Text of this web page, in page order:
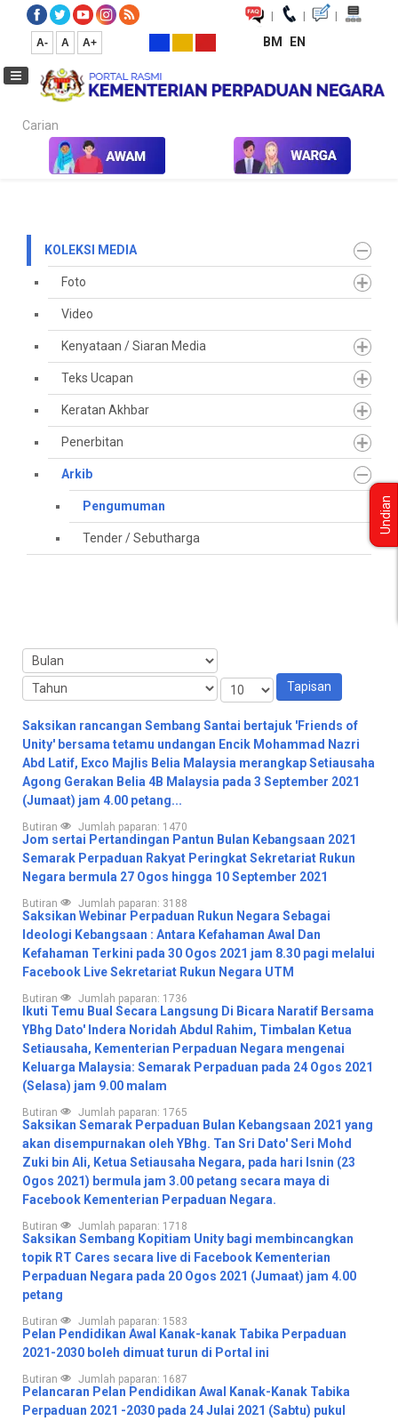
| | |
A- A A+ BM EN
Carian...
Laman Utama Media Koleksi Media Arkib Pengumuman
KOLEKSI MEDIA
Foto
Video
Kenyataan / Siaran Media
Teks Ucapan
Keratan Akhbar
Penerbitan
Arkib
Pengumuman
Tender / Sebutharga
Tapisan
Saksikan rancangan Sembang Santai bertajuk 'Friends of
Unity' bersama tetamu undangan Encik Mohammad Nazri
Abd Latif, Exco Majlis Belia Malaysia merangkap Setiausaha
Agong Gerakan Belia 4B Malaysia pada 3 September 2021
(Jumaat) jam 4.00 petang...
Butiran Jumlah paparan: 1470
Jom sertai Pertandingan Pantun Bulan Kebangsaan 2021
Semarak Perpaduan Rakyat Peringkat Sekretariat Rukun
Negara bermula 27 Ogos hingga 10 September 2021
Butiran Jumlah paparan: 3188
Saksikan Webinar Perpaduan Rukun Negara Sebagai
Ideologi Kebangsaan : Antara Kefahaman Awal Dan
Kefahaman Terkini pada 30 Ogos 2021 jam 8.30 pagi melalui
Facebook Live Sekretariat Rukun Negara UTM
Butiran Jumlah paparan: 1736
Ikuti Temu Bual Secara Langsung Di Bicara Naratif Bersama
YBhg Dato' Indera Noridah Abdul Rahim, Timbalan Ketua
Setiausaha, Kementerian Perpaduan Negara mengenai
Keluarga Malaysia: Semarak Perpaduan pada 24 Ogos 2021
(Selasa) jam 9.00 malam
Butiran Jumlah paparan: 1765
Saksikan Semarak Perpaduan Bulan Kebangsaan 2021 yang
akan disempurnakan oleh YBhg. Tan Sri Dato' Seri Mohd
Zuki bin Ali, Ketua Setiausaha Negara, pada hari Isnin (23
Ogos 2021) bermula jam 3.00 petang secara maya di
Facebook Kementerian Perpaduan Negara.
Butiran Jumlah paparan: 1718
Saksikan Sembang Kopitiam Unity bagi membincangkan
topik RT Cares secara live di Facebook Kementerian
Perpaduan Negara pada 20 Ogos 2021 (Jumaat) jam 4.00
petang
Butiran Jumlah paparan: 1583
Pelan Pendidikan Awal Kanak-kanak Tabika Perpaduan
2021-2030 boleh dimuat turun di Portal ini
Butiran Jumlah paparan: 1687
Pelancaran Pelan Pendidikan Awal Kanak-Kanak Tabika
Perpaduan 2021 -2030 pada 24 Julai 2021 (Sabtu) pukul
Undian